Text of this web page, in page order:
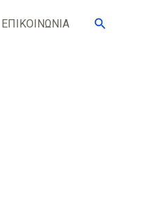
ΕΠΙΚΟΙΝΩΝΙΑ Search